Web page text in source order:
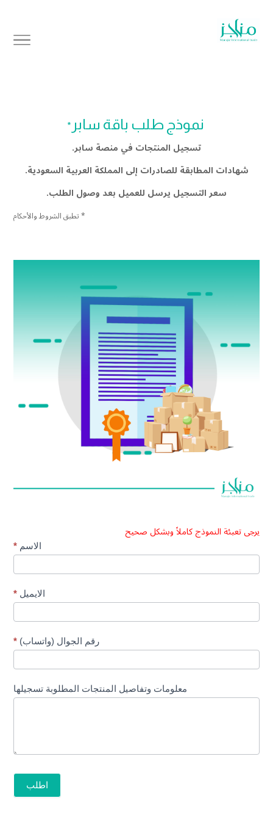
نموذج طلب باقة سابر *
تسجيل المنتجات في منصة سابر.
شهادات المطابقة للصادرات إلى المملكة العربية السعودية.
سعر التسجيل يرسل للعميل بعد وصول الطلب.
* تطبق الشروط والأحكام
يرجى تعبئة النموذج كاملاً وبشكل صحيح
باقة
سابر
الاسم *
الايميل *
رقم الجوال (واتساب) *
معلومات وتفاصيل المنتجات المطلوبة تسجيلها
اطلب